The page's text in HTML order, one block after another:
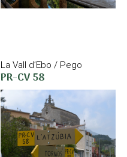
La Vall d’Ebo / Pego
PR-CV 58